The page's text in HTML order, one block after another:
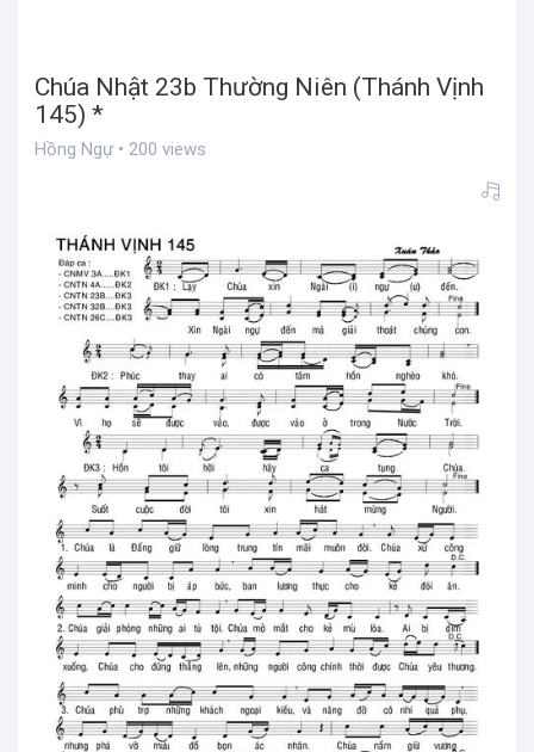
Chúa Nhật 23b Thường Niên (Thánh Vịnh
145) *
Hồng Ngự • 200 views